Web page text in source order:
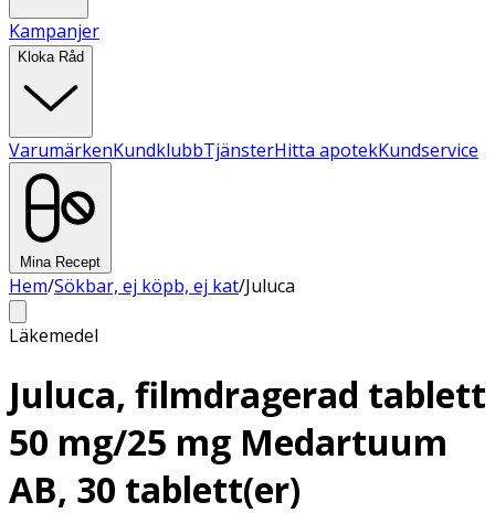
Kampanjer
Kloka Råd
VarumärkenKundklubbTjänsterHitta apotekKundservice
Mina Recept
Hem/Sökbar, ej köpb, ej kat/Juluca
Läkemedel
Juluca, filmdragerad tablett
50 mg/25 mg Medartuum
AB, 30 tablett(er)